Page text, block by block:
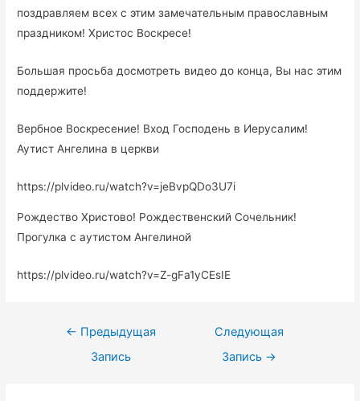
поздравляем всех с этим замечательным православным
праздником! Христос Воскресе!
Большая просьба досмотреть видео до конца, Вы нас этим
поддержите!
Вербное Воскресение! Вход Господень в Иерусалим!
Аутист Ангелина в церкви
https://plvideo.ru/watch?v=jeBvpQDo3U7i
Рождество Христово! Рождественский Сочельник!
Прогулка с аутистом Ангелиной
https://plvideo.ru/watch?v=Z-gFa1yCEsIE
Навигация
← Предыдущая
Запись
Следующая
Запись →